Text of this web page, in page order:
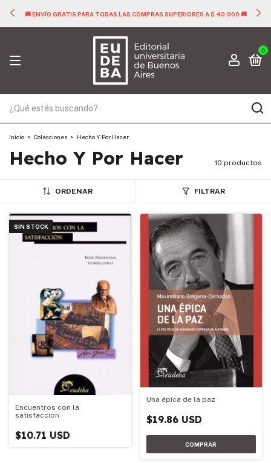
🚚 ENVÍO GRATIS PARA TODAS LAS COMPRAS SUPERIORES A $ 40.000 🚚
0
Inicio > Colecciones > Hecho Y Por Hacer
Hecho Y Por Hacer 10 productos
ORDENAR FILTRAR
SIN STOCK
Encuentros con la
satisfaccion
$10.71 USD
Una épica de la paz
$19.86 USD